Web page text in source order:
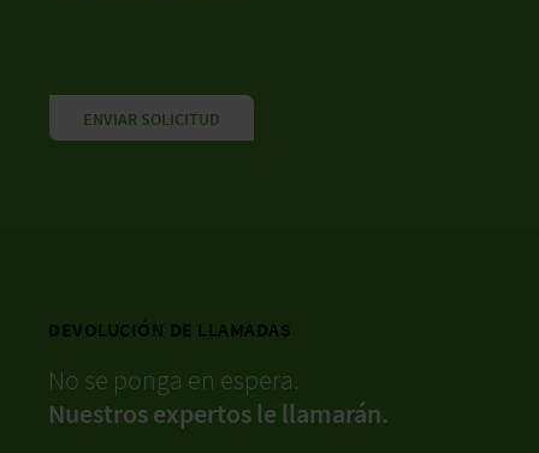
ENVIAR SOLICITUD
DEVOLUCIÓN DE LLAMADAS
No se ponga en espera.
Nuestros expertos le llamarán.